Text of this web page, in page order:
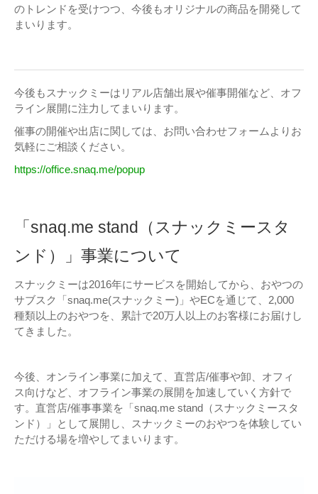
のトレンドを受けつつ、今後もオリジナルの商品を開発して
まいります。
今後もスナックミーはリアル店舗出展や催事開催など、オフ
ライン展開に注力してまいります。
催事の開催や出店に関しては、お問い合わせフォームよりお
気軽にご相談ください。
https://office.snaq.me/popup
「snaq.me stand（スナックミースタ
ンド）」事業について
スナックミーは2016年にサービスを開始してから、おやつの
サブスク「snaq.me(スナックミー)」やECを通じて、2,000
種類以上のおやつを、累計で20万人以上のお客様にお届けし
てきました。
今後、オンライン事業に加えて、直営店/催事や卸、オフィ
ス向けなど、オフライン事業の展開を加速していく方針で
す。直営店/催事事業を「snaq.me stand（スナックミースタ
ンド）」として展開し、スナックミーのおやつを体験してい
ただける場を増やしてまいります。